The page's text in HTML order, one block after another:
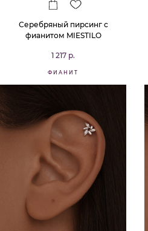
Серебряный пирсинг с
фианитом MIESTILO
1 217 р.
ФИАНИТ